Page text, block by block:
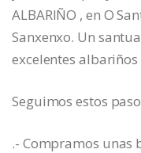
ALBARIÑO , en O
Sanxenxo. Un
excelentes albariños
Seguimos estos
.- Compramos unas